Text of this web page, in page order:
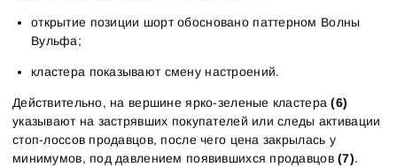
открытие позиции шорт обосновано паттерном Волны
Вульфа;
кластера показывают смену настроений.
Действительно, на вершине ярко-зеленые кластера (6)
указывают на застрявших покупателей или следы активации
стоп-лоссов продавцов, после чего цена закрылась у
минимумов, под давлением появившихся продавцов(7).